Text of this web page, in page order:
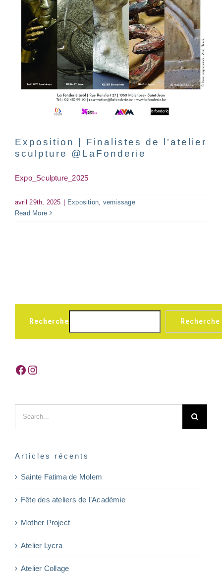
Exposition | Finalistes de l’atelier
sculpture @LaFonderie
Expo_Sculpture_2025
avril 29th, 2025 | Exposition vernissage
Read More
Recherche Recherche
Articles récents
Sainte Fatima de Molem
Fête des ateliers de l’Académie
Mother Project
Atelier Lycra
Atelier Collage